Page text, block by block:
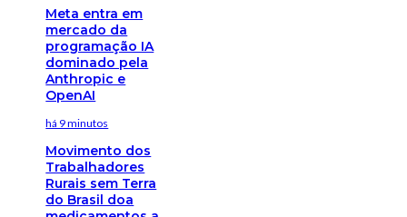
Meta entra em
mercado da
programação IA
dominado pela
Anthropic e
OpenAI
há 9 minutos
Movimento dos
Trabalhadores
Rurais sem Terra
do Brasil doa